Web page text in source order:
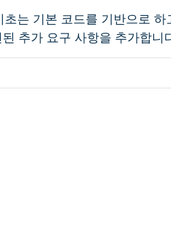
초는 기본 코드를 기반으로
추가 요구 사항을 추가합니